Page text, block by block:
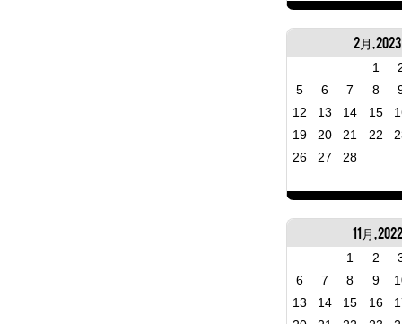
2月, 2023
1
5
6 7 8
12
13 14 15
19
20 21 22
26
27 28
11月, 2022
1 2
6
7 8 9
13
14 15 16